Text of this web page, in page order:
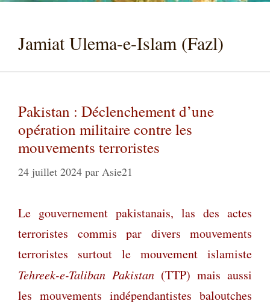
Jamiat Ulema-e-Islam (Fazl)
Pakistan : Déclenchement d’une
opération militaire contre les
mouvements terroristes
24 juillet 2024 par Asie21
Le gouvernement pakistanais, las des actes
terroristes commis par divers mouvements
terroristes surtout le mouvement islamiste
Tehreek-e-Taliban Pakistan (TTP) mais aussi
les mouvements indépendantistes baloutches